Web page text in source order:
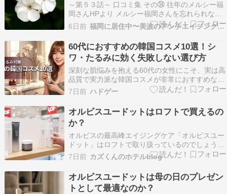
～第５３話～ 口コミ集 その㉞ 往年のメルシー福
岡さんHPより メルシー福岡さんを忘れられない
私…当時のメルシー福岡さんのホームページから
コピペ収集していた「口コミ集」その中から私が
気になった記事を抜粋してご紹介していきますネ
♪メルシーさんからの一言も付いていて、女性の
美容アン…
6日前 福岡に居住中〜美波のアンチエイジング美容法
60代におすすめの韓国コスメ10選！シ
ワ・たるみに効く失敗しない選び方
深刻な肌悩みを抱える60代の女性にこそ、実は高
品質で実力派な韓国コスメが非常におすすめなの
をご存知でしょうか。「流行りのアイテムは若者
向けで自分には合わないのでは」と、つい気後れ
してしまいますよね。 しかしご安心ください。今
の韓国コスメ市場には、成分を重視する大人世代
のエイジン…
7日前 ハドゲー
オルビスユードットはロフトで買えるの
か？
オルビスの最高峰エイジングケア「オルビスユー
ドット」はロフトで取り扱っているのでしょう
か。販売状況を調査し、確実に購入できる場所や
賢い入手方法を詳しく解説します。
7日前 カズくんのホテルblog
オルビスユードットは母の日のプレゼン
トとして最適なのか？